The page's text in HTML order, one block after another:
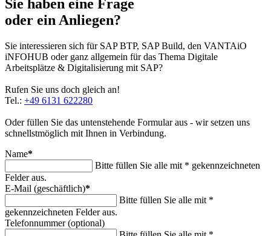
Sie haben eine Frage
oder ein Anliegen?
Sie interessieren sich für SAP BTP, SAP Build, den VANTAiO
iNFOHUB oder ganz allgemein für das Thema Digitale
Arbeitsplätze & Digitalisierung mit SAP?
Rufen Sie uns doch gleich an!
Tel.: +49 6131 622280
Oder füllen Sie das untenstehende Formular aus - wir setzen uns
schnellstmöglich mit Ihnen in Verbindung.
Name*
Bitte füllen Sie alle mit * gekennzeichneten
Felder aus.
E-Mail (geschäftlich)*
Bitte füllen Sie alle mit *
gekennzeichneten Felder aus.
Telefonnummer (optional)